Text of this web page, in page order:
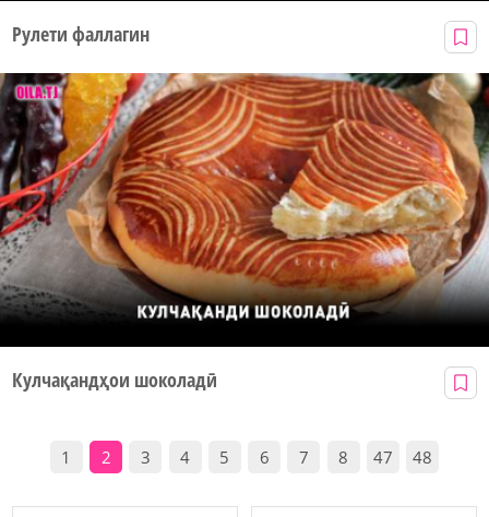
Рулети фаллагин
Кулчақандҳои шоколадӣ
1 2 3 4 5 6 7 8 47 48